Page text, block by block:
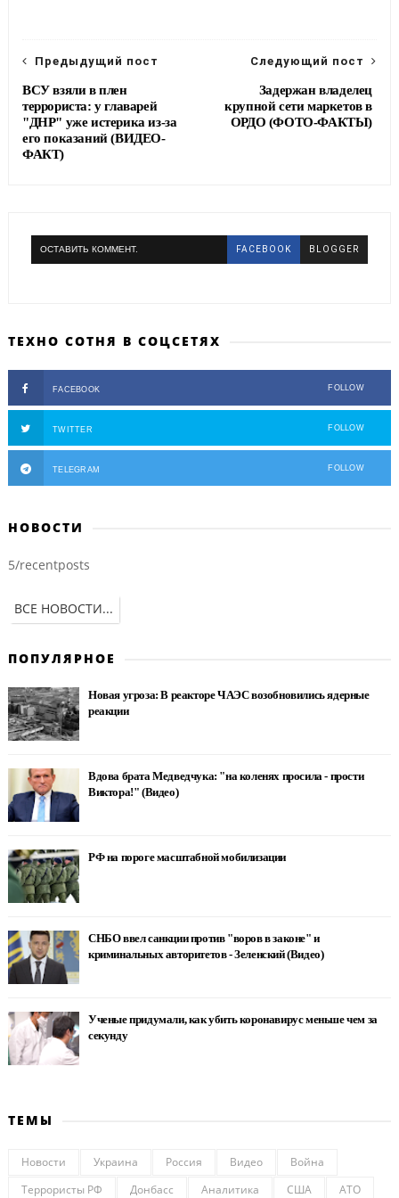
Следующий пост
Задержан владелец
крупной сети маркетов в
ОРДО (ФОТО-ФАКТЫ)
Предыдущий пост
ВСУ взяли в плен
террориста: у главарей
"ДНР" уже истерика из-за
его показаний (ВИДЕО-
ФАКТ)
ОСТАВИТЬ КОММЕНТ. FACEBOOK BLOGGER
ТЕХНО СОТНЯ В СОЦСЕТЯХ
FACEBOOK FOLLOW
TWITTER FOLLOW
TELEGRAM FOLLOW
НОВОСТИ
5/recentposts
ВСЕ НОВОСТИ...
ПОПУЛЯРНОЕ
Новая угроза: В реакторе ЧАЭС возобновились ядерные
реакции
Вдова брата Медведчука: "на коленях просила - прости
Виктора!" (Видео)
РФ на пороге масштабной мобилизации
СНБО ввел санкции против "воров в законе" и
криминальных авторитетов - Зеленский (Видео)
Ученые придумали, как убить коронавирус меньше чем за
секунду
ТЕМЫ
Новости Украина Россия Видео
Война
Террористы РФ
Донбасс Аналитика США АТО